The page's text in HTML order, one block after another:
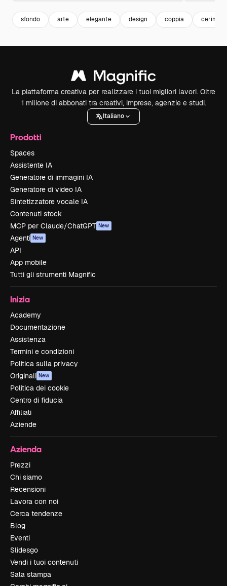
sfondo arte elegante design coppia
La piattaforma creativa per realizzare i tuoi migliori lavori. Oltre
1 milione di abbonati tra creativi, imprese, agenzie e studi.
Italiano
Prodotti
Spaces
Assistente IA
Generatore di immagini IA
Generatore di video IA
Sintetizzatore vocale IA
Contenuti stock
MCP per Claude/ChatGPT New
Agenti New
API
App mobile
Tutti gli strumenti Magnific
Inizia
Academy
Documentazione
Assistenza
Termini e condizioni
Politica sulla privacy
Originali New
Politica dei cookie
Centro di fiducia
Affiliati
Aziende
Azienda
Prezzi
Chi siamo
Recensioni
Lavora con noi
Cerca tendenze
Blog
Eventi
Slidesgo
Vendi i tuoi contenuti
Sala stampa